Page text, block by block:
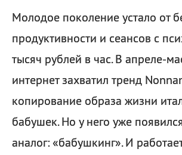
Молодое поколение устало от
продуктивности и сеансов с
тысяч рублей в час. В апреле-
интернет захватил тренд
копирование образа жизни
бабушек. Но у него уже
аналог: «бабушкинг». И